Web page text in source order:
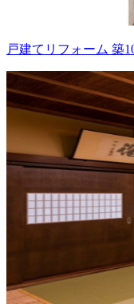
戸建てリフォーム 築